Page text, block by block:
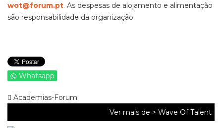
wot@forum.pt. As despesas de alojamento e alimentação
são responsabilidade da organização.
Whatsapp
Academias-Forum
Ver mais de > Wave Of Talent